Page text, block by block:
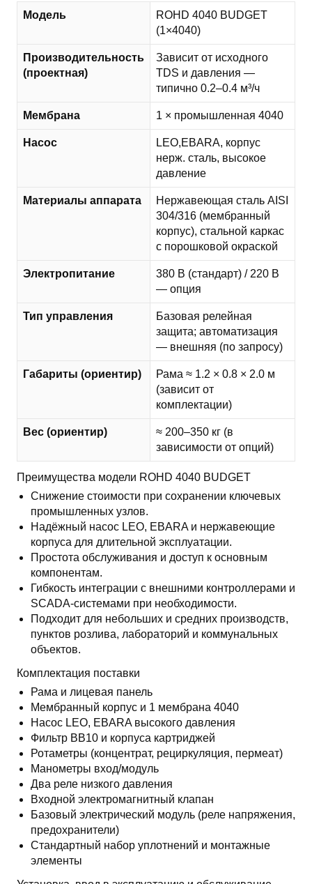
Модель
ROHD 4040 BUDGET
(1×4040)
Производительность
(проектная)
Зависит от исходного
TDS и давления —
типично 0.2–0.4 м³/ч
Мембрана 1 × промышленная 4040
Насос
LEO,EBARA, корпус
нерж. сталь, высокое
давление
Материалы аппарата
Нержавеющая сталь AISI
304/316 (мембранный
корпус), стальной каркас
с порошковой окраской
Электропитание
380 В (стандарт) / 220 В
— опция
Тип управления
Базовая релейная
защита; автоматизация
— внешняя (по запросу)
Габариты (ориентир)
Рама ≈ 1.2 × 0.8 × 2.0 м
(зависит от
комплектации)
Вес (ориентир)
≈ 200–350 кг (в
зависимости от опций)
Преимущества модели ROHD 4040 BUDGET
Снижение стоимости при сохранении ключевых
промышленных узлов.
Надёжный насос LEO, EBARA и нержавеющие
корпуса для длительной эксплуатации.
Простота обслуживания и доступ к основным
компонентам.
Гибкость интеграции с внешними контроллерами и
SCADA-системами при необходимости.
Подходит для небольших и средних производств,
пунктов розлива, лабораторий и коммунальных
объектов.
Комплектация поставки
Рама и лицевая панель
Мембранный корпус и 1 мембрана 4040
Насос LEO, EBARA высокого давления
Фильтр BB10 и корпуса картриджей
Ротаметры (концентрат, рециркуляция, пермеат)
Манометры вход/модуль
Два реле низкого давления
Входной электромагнитный клапан
Базовый электрический модуль (реле напряжения,
предохранители)
Стандартный набор уплотнений и монтажные
элементы